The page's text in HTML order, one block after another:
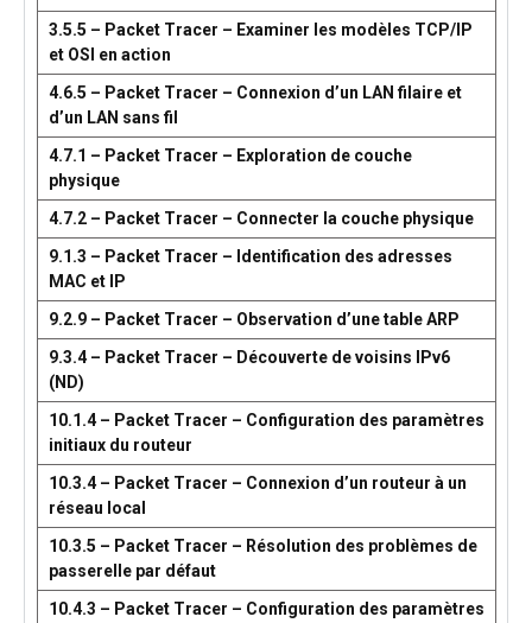
3.5.5 – Packet Tracer – Examiner les modèles TCP/IP
et OSI en action
4.6.5 – Packet Tracer – Connexion d’un LAN filaire et
d’un LAN sans fil
4.7.1 – Packet Tracer – Exploration de couche
physique
4.7.2 – Packet Tracer – Connecter la couche physique
9.1.3 – Packet Tracer – Identification des adresses
MAC et IP
9.2.9 – Packet Tracer – Observation d’une table ARP
9.3.4 – Packet Tracer – Découverte de voisins IPv6
(ND)
10.1.4 – Packet Tracer – Configuration des paramètres
initiaux du routeur
10.3.4 – Packet Tracer – Connexion d’un routeur à un
réseau local
10.3.5 – Packet Tracer – Résolution des problèmes de
passerelle par défaut
10.4.3 – Packet Tracer – Configuration des paramètres